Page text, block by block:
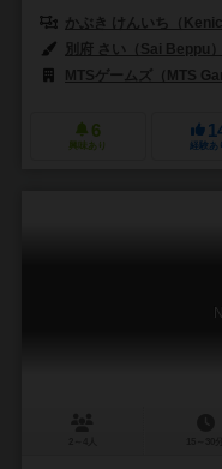
かぶき けんいち（
別府 さい（Sai Beppu）
MTSゲームズ（MTS
6
興味あり 経験あり